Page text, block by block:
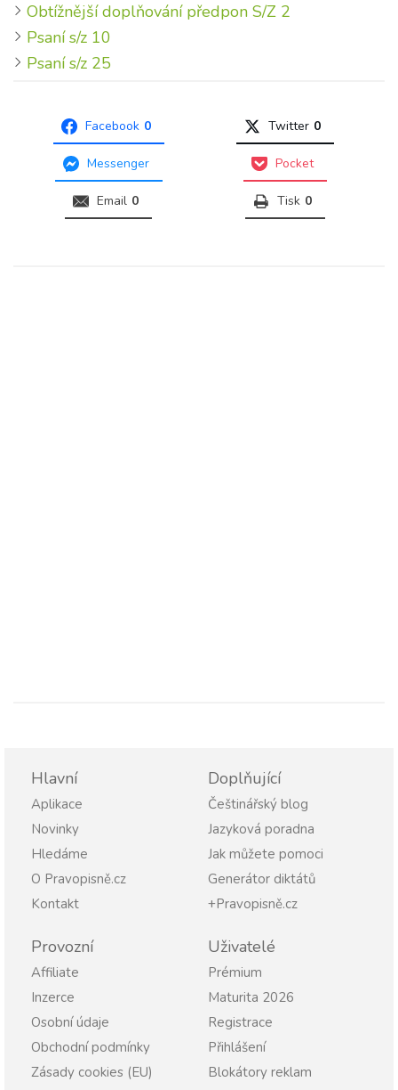
Obtížnější doplňování předpon S/Z 2
Psaní s/z 10
Psaní s/z 25
Facebook 0 Twitter 0
Messenger Pocket
Email 0 Tisk 0
Hlavní
Aplikace
Novinky
Hledáme
O Pravopisně.cz
Kontakt
Doplňující
Češtinářský blog
Jazyková poradna
Jak můžete pomoci
Generátor diktátů
+Pravopisně.cz
Provozní
Affiliate
Inzerce
Osobní údaje
Obchodní podmínky
Zásady cookies (EU)
Uživatelé
Prémium
Maturita 2026
Registrace
Přihlášení
Blokátory reklam